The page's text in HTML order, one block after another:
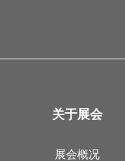
关于展会
展会概况